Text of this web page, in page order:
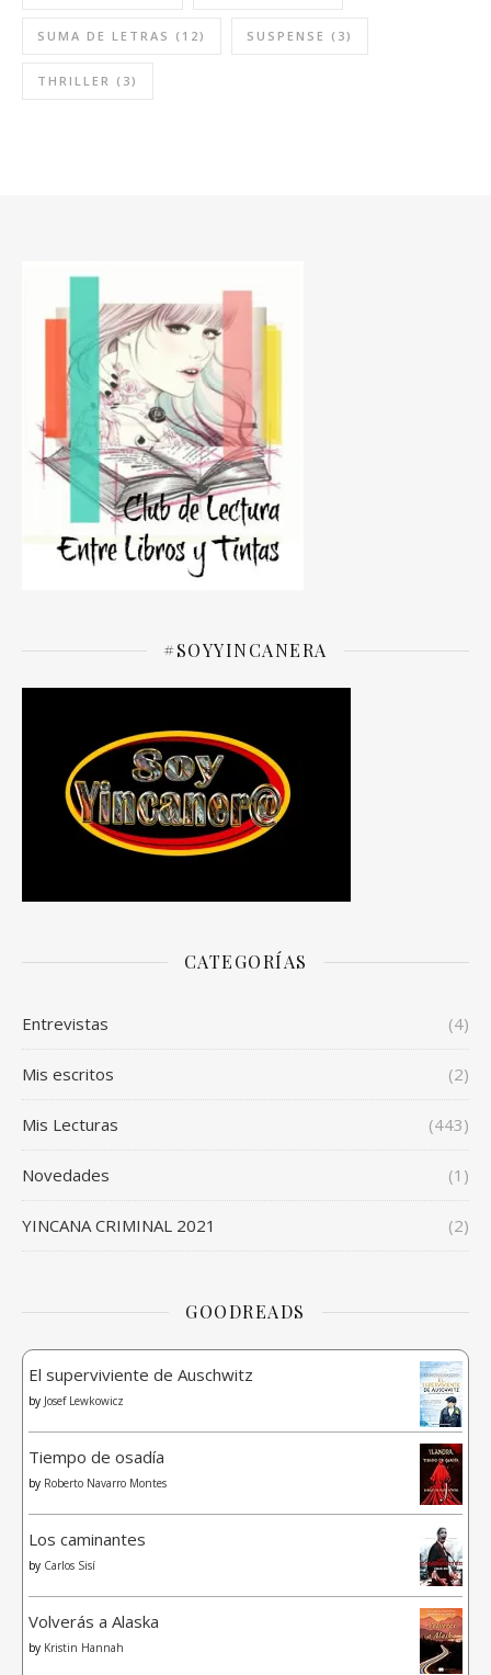
SUMA DE LETRAS (12) SUSPENSE (3)
THRILLER (3)
#SOYYINCANERA
CATEGORÍAS
Entrevistas (4)
Mis escritos (2)
Mis Lecturas (443)
Novedades (1)
YINCANA CRIMINAL 2021 (2)
GOODREADS
El superviviente de Auschwitz
by Josef Lewkowicz
Tiempo de osadía
by Roberto Navarro Montes
Los caminantes
by Carlos Sisí
Volverás a Alaska
by Kristin Hannah